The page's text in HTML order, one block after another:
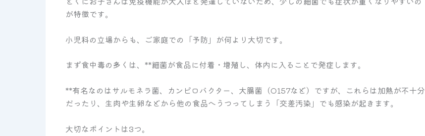
が特徴です。
小児科の立場からも、ご家庭での「予防」が何より大切です。
まず食中毒の多くは、**細菌が食品に付着・増殖し、体内に入ることで発症します。
**有名なのはサルモネラ菌、カンピロバクター、大腸菌（O157など）ですが、これらは加熱が不十分
だったり、生肉や生卵などから他の食品へうつってしまう「交差汚染」でも感染が起きます。
大切なポイントは3つ。